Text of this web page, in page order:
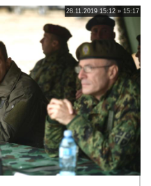
28.11.2019 15:12 » 15:17